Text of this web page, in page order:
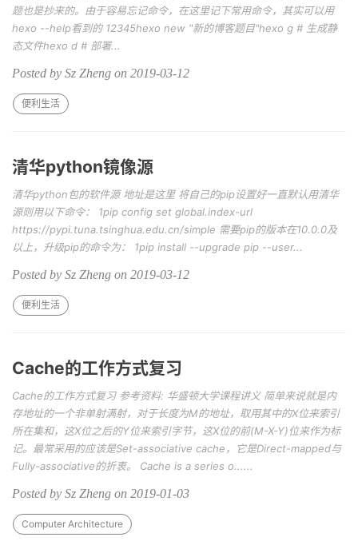
题也是抄来的。由于容易忘记命令，在这里记下常用命令，其实可以用
hexo --help看到的 12345hexo new "新的博客题目"hexo g # 生成静
态文件hexo d # 部署...
Posted by Sz Zheng on 2019-03-12
便利生活
清华python镜像源
清华python包的软件源 地址是这里 将自己的pip设置好一直默认用清华
源则用以下命令： 1pip config set global.index-url
https://pypi.tuna.tsinghua.edu.cn/simple 需要pip的版本在10.0.0及
以上，升级pip的命令为： 1pip install --upgrade pip --user...
Posted by Sz Zheng on 2019-03-12
便利生活
Cache的工作方式复习
Cache的工作方式复习 参考资料: 华盛顿大学课程讲义 简单来说就是内
存地址的一个非单射满射，对于长度为M的地址，取用其中的X位来索引
所在集和，这X位之后的Y位来索引字节，这X位的前(M-X-Y)位来作为标
记。最常采用的应该是Set-associative cache，它是Direct-mapped与
Fully-associative的折衷。 Cache is a series o......
Posted by Sz Zheng on 2019-01-03
Computer Architecture